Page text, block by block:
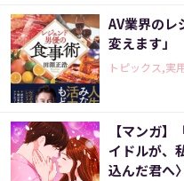
AV業界のレ
変えます」
トピックス,実
【マンガ
イドルが、
込んだ君へ〉